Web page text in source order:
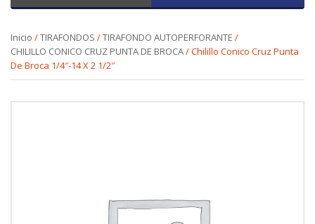
Inicio /TIRAFONDOS /TIRAFONDO AUTOPERFORANTE /
CHILILLO CONICO CRUZ PUNTA DE BROCA/ Chilillo Conico Cruz Punta
De Broca 1/4″-14 X 2 1/2″